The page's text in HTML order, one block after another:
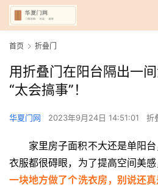
首页 折叠门
用折叠门在阳台隔出一
“太会搞事”！
华夏门网 2023年9月24日 14:51:01 折
家里房子面积不大还是单阳
衣服都很碍眼，为了提高空间美
一块地方做了个洗衣房，别说还真